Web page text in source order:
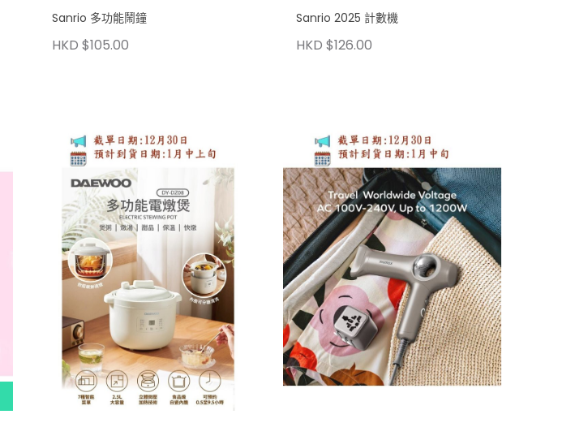
Sanrio 多功能鬧鐘
HKD $105.00
Sanrio 2025 計數機
HKD $126.00